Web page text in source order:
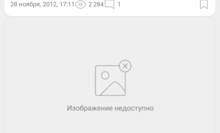
28 ноября, 2012, 17:11 2 284 1